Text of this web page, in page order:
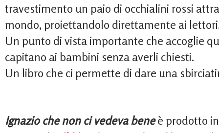
travestimento un paio di occhialini rossi
mondo, proiettandolo direttamente ai
Un punto di vista importante che accoglie
capitano ai bambini senza averli chiesti.
Un libro che ci permette di dare una
Ignazio che non ci vedeva beneè prodotto